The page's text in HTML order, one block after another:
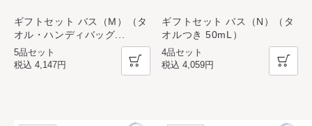
ギフトセット バス（M）（タ
オル・ハンディバッグ
5品セット
税込 4,147円
ギフトセット バス（N）（タ
オルつき 50mL）
4品セット
税込4,059円